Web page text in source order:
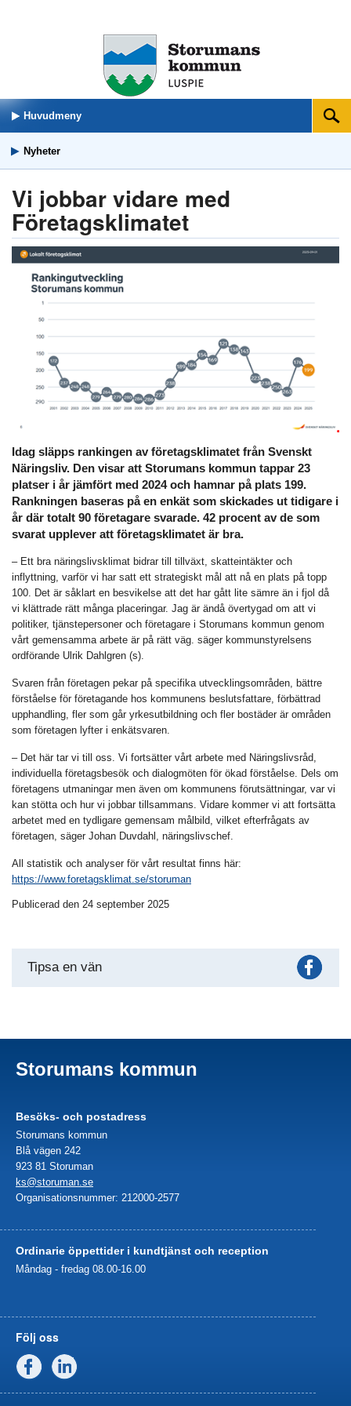
Huvudmeny Sök
Nyheter
Vi jobbar vidare med
Företagsklimatet
Idag släpps rankingen av företagsklimatet från Svenskt
Näringsliv. Den visar att Storumans kommun tappar 23
platser i år jämfört med 2024 och hamnar på plats 199.
Rankningen baseras på en enkät som skickades ut tidigare i
år där totalt 90 företagare svarade. 42 procent av de som
svarat upplever att företagsklimatet är bra.
– Ett bra näringslivsklimat bidrar till tillväxt, skatteintäkter och
inflyttning, varför vi har satt ett strategiskt mål att nå en plats på topp
100. Det är såklart en besvikelse att det har gått lite sämre än i fjol då
vi klättrade rätt många placeringar. Jag är ändå övertygad om att vi
politiker, tjänstepersoner och företagare i Storumans kommun genom
vårt gemensamma arbete är på rätt väg. säger kommunstyrelsens
ordförande Ulrik Dahlgren (s).
Svaren från företagen pekar på specifika utvecklingsområden, bättre
förståelse för företagande hos kommunens beslutsfattare, förbättrad
upphandling, fler som går yrkesutbildning och fler bostäder är områden
som företagen lyfter i enkätsvaren.
– Det här tar vi till oss. Vi fortsätter vårt arbete med Näringslivsråd,
individuella företagsbesök och dialogmöten för ökad förståelse. Dels om
företagens utmaningar men även om kommunens förutsättningar, var vi
kan stötta och hur vi jobbar tillsammans. Vidare kommer vi att fortsätta
arbetet med en tydligare gemensam målbild, vilket efterfrågats av
företagen, säger Johan Duvdahl, näringslivschef.
All statistik och analyser för vårt resultat finns här:
https://www.foretagsklimat.se/storuman
Publicerad den 24 september 2025
Tipsa en vän
Storumans kommun
Besöks- och postadress
Storumans kommun
Blå vägen 242
923 81 Storuman
ks@storuman.se
Organisationsnummer: 212000-2577
Ordinarie öppettider i kundtjänst och reception
Måndag - fredag 08.00-16.00
Följ oss
Facebook